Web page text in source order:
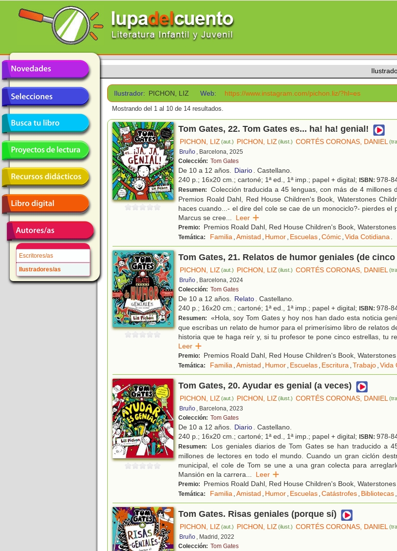
Escritores/as
Ilustradores/as
Ilustrador: PICHON, LIZ Web: https://www.instagram.com/pichon.liz/?hl=es
Mostrando del 1 al 10 de 14 resultados.
Tom Gates, 22. Tom Gates es... ha! ha! genial!
PICHON, LIZ(aut.) PICHON, LIZ(ilust.) CORTÉS CORONAS, DANIEL
Bruño , Barcelona, 2025
Colección: Tom Gates
De 10 a 12 años. Diario. Castellano.
240 p.; 16x20 cm.; cartoné; 1ª ed., 1ª imp.; papel + digital; ISBN: 978-
Resumen:
Colección traducida a 45 lenguas, con más de 4 millones
Premios Roald Dahl, Red House Children's Book, Waterstones
haces cuando...- el dire del cole se cae de un monociclo?- pierdes el
Marcus se cree... Leer
Premio: Premios Roald Dahl, Red House Children's Book,
Temática: Familia,Amistad , Humor, Escuelas,Cómic,Vida Cotidiana.
Tom Gates, 21. Relatos de humor geniales (de
PICHON, LIZ(aut.) PICHON, LIZ(ilust.) CORTÉS CORONAS, DANIEL
Bruño , Barcelona, 2024
Colección: Tom Gates
De 10 a 12 años. Relato. Castellano.
240 p.; 16x20 cm.; cartoné; 1ª ed., 1ª imp.; papel + digital; ISBN: 978-
Resumen:
«Hola, soy Tom Gates y hoy nos han dado esta noticia
que escribas un relato de humor para el primerísimo libro de relatos
historia que te haga reír y, si tu profesor te pone cinco estrellas, tu
Leer
Premio: Premios Roald Dahl, Red House Children's Book,
Temática: Familia,Amistad , Humor, Escuelas, Escritura,Trabajo,Vida
Tom Gates, 20. Ayudar es genial (a veces)
PICHON, LIZ(aut.) PICHON, LIZ(ilust.) CORTÉS CORONAS, DANIEL
Bruño , Barcelona, 2023
Colección: Tom Gates
De 10 a 12 años. Diario. Castellano.
240 p.; 16x20 cm.; cartoné; 1ª ed., 1ª imp.; papel + digital; ISBN: 978-
Resumen:
Los geniales diarios de Tom Gates se han traducido a
millones de lectores en todo el mundo. Cuando un gran ciclón
municipal, el cole de Tom se une a una gran colecta para
Mansión en la carrera... Leer
Premio: Premios Roald Dahl, Red House Children's Book,
Temática: Familia,Amistad , Humor, Escuelas,Catástrofes, Bibliotecas,
Tom Gates. Risas geniales (porque sí)
PICHON, LIZ(aut.) PICHON, LIZ(ilust.) CORTÉS CORONAS, DANIEL
Bruño , Madrid, 2022
Colección: Tom Gates